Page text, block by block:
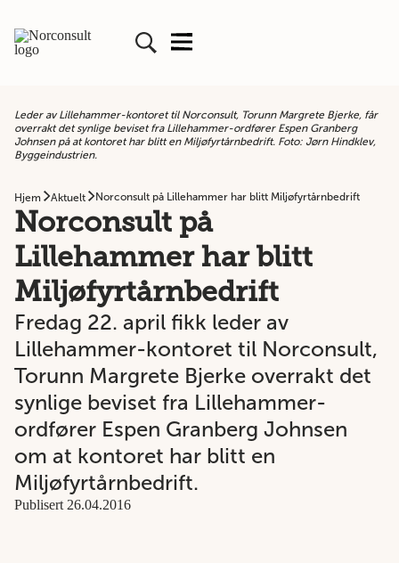
Leder av Lillehammer-kontoret til Norconsult, Torunn Margrete Bjerke, får
overrakt det synlige beviset fra Lillehammer-ordfører Espen Granberg
Johnsen på at kontoret har blitt en Miljøfyrtårnbedrift. Foto: Jørn Hindklev,
Byggeindustrien.
Hjem Aktuelt Norconsult på Lillehammer har blitt Miljøfyrtårnbedrift
Norconsult på
Lillehammer har blitt
Miljøfyrtårnbedrift
Fredag 22. april fikk leder av
Lillehammer-kontoret til Norconsult,
Torunn Margrete Bjerke overrakt det
synlige beviset fra Lillehammer-
ordfører Espen Granberg Johnsen
om at kontoret har blitt en
Miljøfyrtårnbedrift.
Publisert 26.04.2016